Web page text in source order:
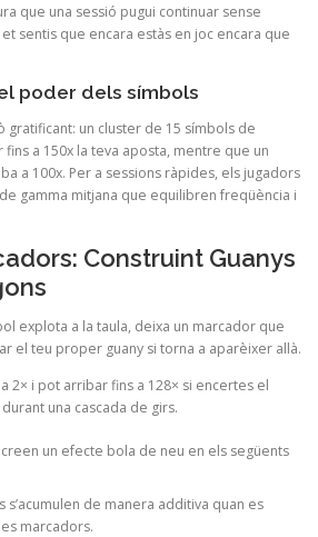
que una sessió pugui continuar sense
sentis que encara estàs en joc encara que
poder dels símbols
gratificant: un cluster de 15 símbols de
a 150x la teva aposta, mentre que un
a 100x. Per a sessions ràpides, els jugadors
gamma mitjana que equilibren freqüència i
Construint Guanys
explota a la taula, deixa un marcador que
el teu proper guany si torna a aparèixer allà.
2× i pot arribar fins a 128× si encertes el
una cascada de girs.
creen un efecte bola de neu en els següents
s’acumulen de manera additiva quan es
marcadors.